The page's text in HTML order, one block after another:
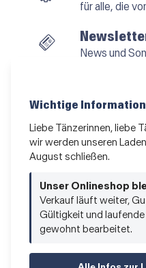
für alle, die
News und
AGB
Wichtige
Liebe Tänzerinnen, liebe
wir werden unseren
August schließen.
Unser Onlineshop
Verkauf läuft weiter,
Gültigkeit und
gewohnt bearbeitet.